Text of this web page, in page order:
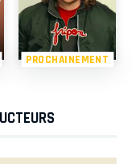
PROCHAINEMENT